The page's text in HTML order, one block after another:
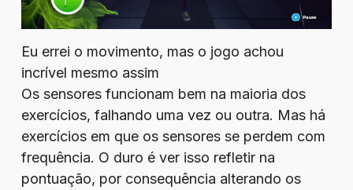
Eu errei o movimento, mas o jogo achou
incrível mesmo assim
Os sensores funcionam bem na maioria dos
exercícios, falhando uma vez ou outra. Mas há
exercícios em que os sensores se perdem com
frequência. O duro é ver isso refletir na
pontuação, por consequência alterando os